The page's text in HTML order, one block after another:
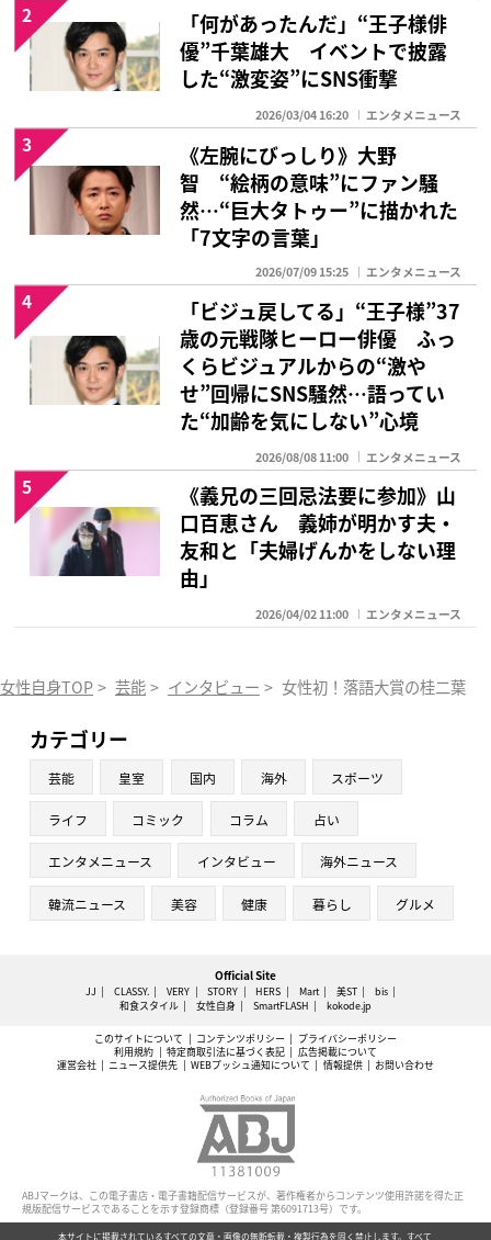
「何があったんだ」“王子様俳
優”千葉雄大 イベントで披露
した“激変姿”にSNS衝撃
2026/03/04 16:20 エンタメニュース
2
《左腕にびっしり》大野
智 “絵柄の意味”にファン騒
然…“巨大タトゥー”に描かれた
「7文字の言葉」
2026/07/09 15:25 エンタメニュース
3
「ビジュ戻してる」“王子様”37
歳の元戦隊ヒーロー俳優 ふっ
くらビジュアルからの“激や
せ”回帰にSNS騒然…語ってい
た“加齢を気にしない”心境
2026/08/08 11:00 エンタメニュース
4
《義兄の三回忌法要に参加》山
口百恵さん 義姉が明かす夫・
友和と「夫婦げんかをしない理
由」
2026/04/02 11:00 エンタメニュース
5
女性自身TOP > 芸能 > インタビュー > 女性初！落語大賞の桂二葉
カテゴリー
芸能 皇室 国内 海外 スポーツ
ライフ コミック コラム 占い
エンタメニュース インタビュー 海外ニュース
韓流ニュース 美容 健康 暮らし グルメ
Official Site
JJ CLASSY. VERY STORY HERS Mart 美ST
bis
和食スタイル
女性自身 SmartFLASH kokode.jp
このサイトについて コンテンツポリシー
プライバシーポリシー
利用規約
特定商取引法に基づく表記
広告掲載について
運営会社
ニュース提供先 WEBプッシュ通知について 情報提供 お問い合わせ
ABJマークは、この電子書店・電子書籍配信サービスが、著作権者からコンテンツ使用許諾を得た正
規版配信サービスであることを示す登録商標（登録番号 第6091713号）です。
本サイトに掲載されているすべての文章・画像の無断転載・複製行為を固く禁止します。すべて